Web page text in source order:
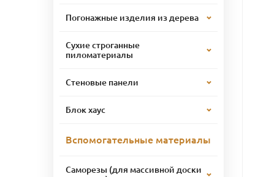
Погонажные изделия из дерева
Сухие строганные
пиломатериалы
Стеновые панели
Блок хаус
Вспомогательные материалы
Саморезы (для массивной доски